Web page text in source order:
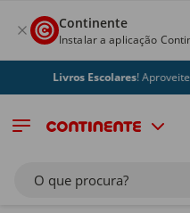
Continente
Instalar a aplicação
Livros Escolares! Aproveite
O que procura?